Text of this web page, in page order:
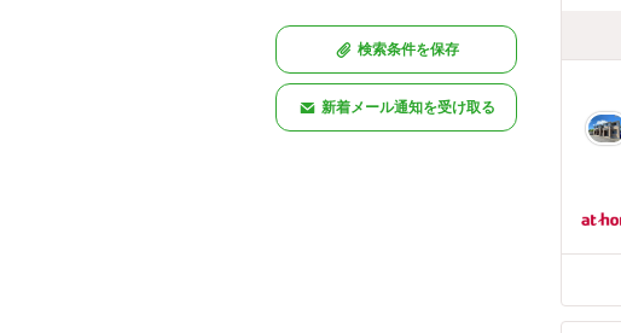
検索条件を保存
新着メール通知を受け取る